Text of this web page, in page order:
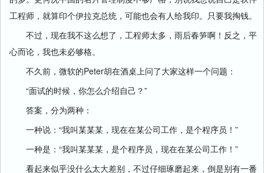
工程师，就算印个伊拉克总统，可能也会有人给我印。只要我掏钱。
不过，现在我不这么想了，工程师太多，雨后春笋啊！反之，平
心而论，我也未必够格。
不久前，微软的Peter胡在酒桌上问了大家这样一个问题：
“面试的时候，你怎么介绍自己？”
答案，分为两种：
一种说：“我叫某某某，现在在某公司工作，是个程序员！”
一种是：“我叫某某某，是个程序员，现在在某公司工作！”
看起来似乎没什么太大差别，不过仔细琢磨起来，倒是别有一番